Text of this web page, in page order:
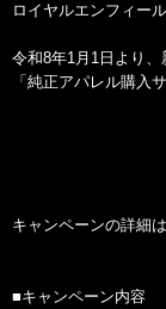
ロイヤルエンフィー
令和8年1月1日より
「純正アパレル購入
キャンペーンの詳細
■キャンペーン内容